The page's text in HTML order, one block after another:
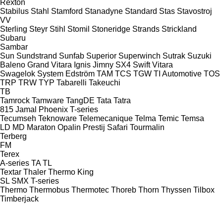
Rexton
Stabilus Stahl Stamford Stanadyne Standard Stas Stavostroj
VV
Sterling Steyr Stihl Stomil Stoneridge Strands Strickland
Subaru
Sambar
Sun Sundstrand Sunfab Superior Superwinch Sutrak Suzuki
Baleno Grand Vitara Ignis Jimny SX4 Swift Vitara
Swagelok System Edström TAM TCS TGW TI Automotive TOS
TRP TRW TYP Tabarelli Takeuchi
TB
Tamrock Tamware TangDE Tata Tatra
815 Jamal Phoenix T-series
Tecumseh Teknoware Telemecanique Telma Temic Temsa
LD MD Maraton Opalin Prestij Safari Tourmalin
Terberg
FM
Terex
A-series TA TL
Textar Thaler Thermo King
SL SMX T-series
Thermo Thermobus Thermotec Thoreb Thorn Thyssen Tilbox
Timberjack